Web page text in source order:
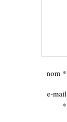
nom *
e-mail
*